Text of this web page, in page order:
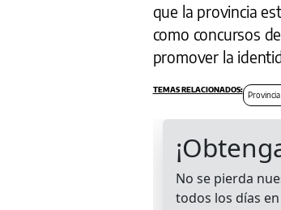
que la provincia
como concursos
promover la